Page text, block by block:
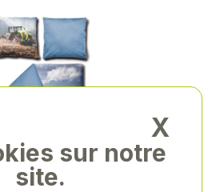
X
sur notre
site.